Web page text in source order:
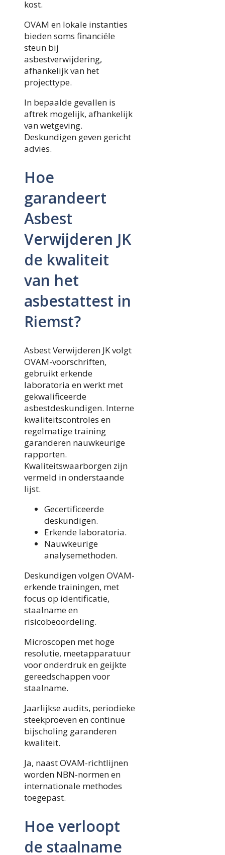
kost.
OVAM en lokale instanties
bieden soms financiële
steun bij
asbestverwijdering,
afhankelijk van het
projecttype.
In bepaalde gevallen is
aftrek mogelijk, afhankelijk
van wetgeving.
Deskundigen geven gericht
advies.
Hoe
garandeert
Asbest
Verwijderen JK
de kwaliteit
van het
asbestattest in
Riemst?
Asbest Verwijderen JK volgt
OVAM-voorschriften,
gebruikt erkende
laboratoria en werkt met
gekwalificeerde
asbestdeskundigen. Interne
kwaliteitscontroles en
regelmatige training
garanderen nauwkeurige
rapporten.
Kwaliteitswaarborgen zijn
vermeld in onderstaande
lijst.
Gecertificeerde
deskundigen.
Erkende laboratoria.
Nauwkeurige
analysemethoden.
Deskundigen volgen OVAM-
erkende trainingen, met
focus op identificatie,
staalname en
risicobeoordeling.
Microscopen met hoge
resolutie, meetapparatuur
voor onderdruk en geijkte
gereedschappen voor
staalname.
Jaarlijkse audits, periodieke
steekproeven en continue
bijscholing garanderen
kwaliteit.
Ja, naast OVAM-richtlijnen
worden NBN-normen en
internationale methodes
toegepast.
Hoe verloopt
de staalname